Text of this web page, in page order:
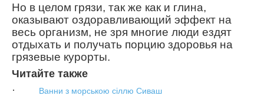
Но в целом грязи, так же как и глина,
оказывают оздоравливающий эффект на
весь организм, не зря многие люди ездят
отдыхать и получать порцию здоровья на
грязевые курорты.
Читайте также
·
Ванни з морською сіллю Сиваш